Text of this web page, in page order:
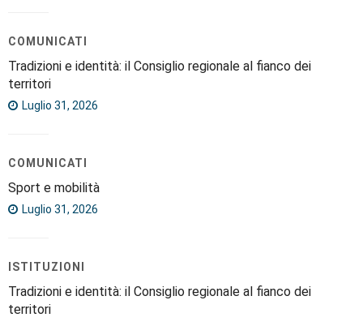
COMUNICATI
Tradizioni e identità: il Consiglio regionale al fianco dei
territori
Luglio 31, 2026
COMUNICATI
Sport e mobilità
Luglio 31, 2026
ISTITUZIONI
Tradizioni e identità: il Consiglio regionale al fianco dei
territori